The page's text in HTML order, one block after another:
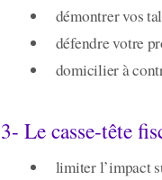
démontrer vos
défendre votre
domicilier à
3- Le casse-tête
limiter l’impact